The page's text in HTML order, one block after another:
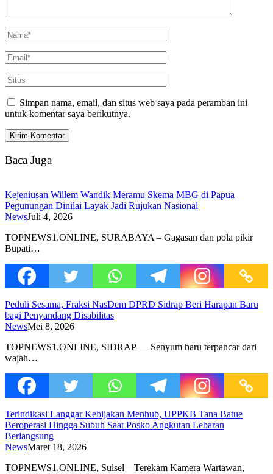
Simpan nama, email, dan situs web saya pada peramban ini
untuk komentar saya berikutnya.
Baca Juga
Kejeniusan Willem Wandik Meramu Skema MBG di Papua
Pegunungan Dinilai Layak Jadi Rujukan Nasional
NewsJuli 4, 2026
TOPNEWS1.ONLINE, SURABAYA – Gagasan dan pola pikir
Bupati…
Peduli Sesama, Fraksi NasDem DPRD Sidrap Beri Harapan Baru
bagi Penyandang Disabilitas
NewsMei 8, 2026
TOPNEWS1.ONLINE, SIDRAP — Senyum haru terpancar dari
wajah…
Terindikasi Langgar Kebijakan Menhub, UPPKB Tana Batue
Beroperasi Hingga Subuh Saat Posko Angkutan Lebaran
Berlangsung
NewsMaret 18, 2026
TOPNEWS1.ONLINE, Sulsel – Terekam Kamera Wartawan,